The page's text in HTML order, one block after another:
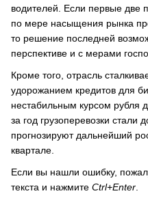
водителей. Если первые две
по мере насыщения рынка
то решение последней
перспективе и с мерами
Кроме того, отрасль
удорожанием кредитов для
нестабильным курсом рубля
за год грузоперевозки стали
прогнозируют дальнейший
квартале.
Если вы нашли ошибку,
текста и нажмите Ctrl+Enter